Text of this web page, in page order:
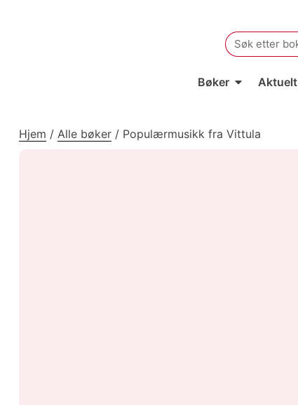
Search
for:
Bøker Aktuelt
Hjem / Alle bøker / Populærmusikk fra Vittula